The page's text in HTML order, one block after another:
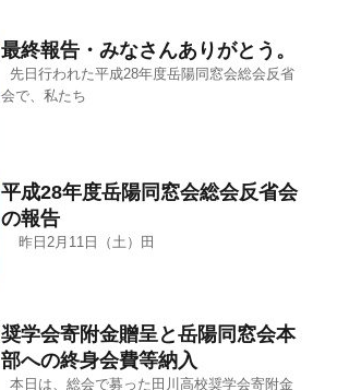
最終報告・みなさんありがとう。
先日行われた平成28年度岳陽同窓会総会反省
会で、私たち
平成28年度岳陽同窓会総会反省会
の報告
昨日2月11日（土）田
奨学会寄附金贈呈と岳陽同窓会本
部への終身会費等納入
本日は、総会で募った田川高校奨学会寄附金